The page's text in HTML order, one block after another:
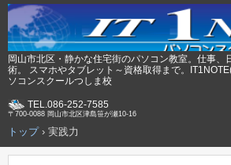
岡山市北区・静かな住宅街のパソコン教室。仕事、
術。 スマホやタブレット～資格取得まで。
ソコンスクールつしま校
TEL.086-252-7585
〒700-0088 岡山市北区津島笹が瀬10-16
トップ› 実践力